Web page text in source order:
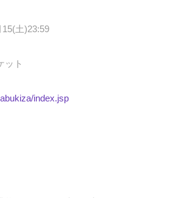
土)23:59
ット
index.jsp